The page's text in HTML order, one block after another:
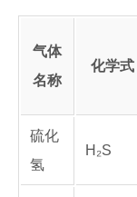
气体
名称
化学式
硫化
氢
H₂S